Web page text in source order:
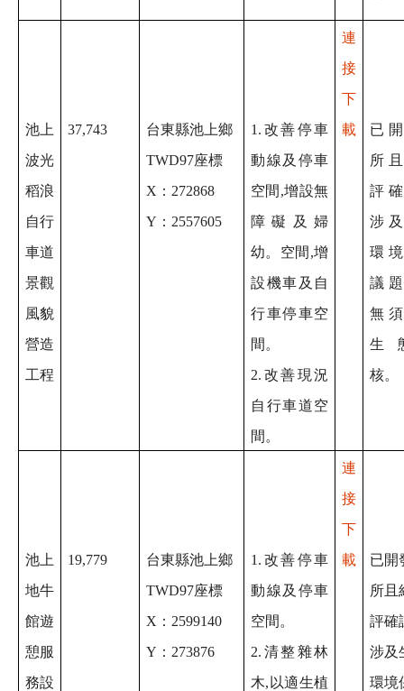
池上
波光
稻浪
自行
車道
景觀
風貌
營造
工程
37,743
台東縣池上鄉
TWD97座標
X：272868
Y：2557605
1.改善停車
動線及停車
空間,增設無
障礙及婦
幼。空間,增
設機車及自
行車停車空
間。
2.改善現況
自行車道空
間 。
連
接
下
載
已
所
評
涉
環
議
無
生
核。
池上
地牛
館遊
憩服
務設
19,779
台東縣池上鄉
TWD97座標
X：2599140
Y：273876
1.改善停車
動線及停車
空間。
2.清整雜林
木,以適生植
連
接
下
載
已開
所且
評確
涉及
環境